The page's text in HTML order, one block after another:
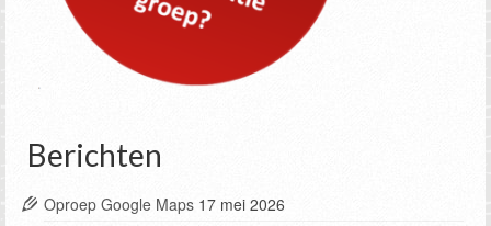
Berichten
Oproep Google Maps 17 mei 2026